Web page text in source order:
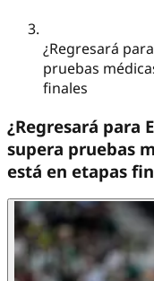
¿Regresará
pruebas
finales
¿Regresará para
supera pruebas
está en etapas